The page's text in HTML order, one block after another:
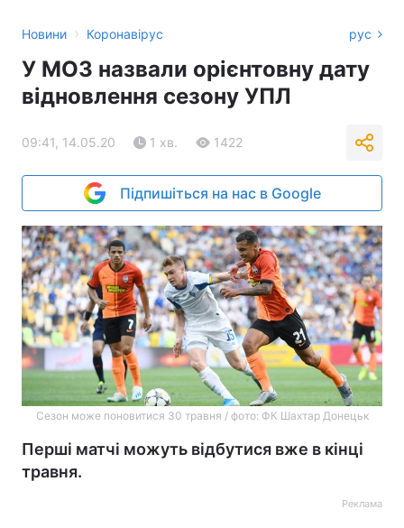
Новини › Коронавірус рус
У МОЗ назвали орієнтовну дату
відновлення сезону УПЛ
09:41, 14.05.20 1 хв. 1422
Підпишіться на нас в Google
Сезон може поновитися 30 травня / фото: ФК Шахтар Донецьк
Перші матчі можуть відбутися вже в кінці
травня.
Реклама